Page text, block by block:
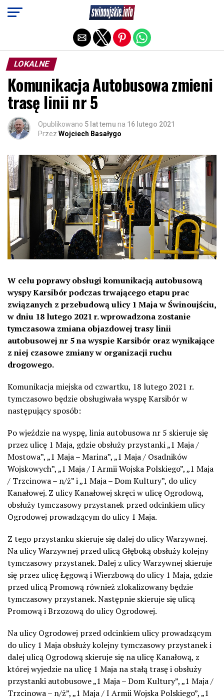
LOKALNE
Komunikacja Autobusowa zmieni
trasę linii nr 5
Opublikowano 5 lat temu na 16 lutego 2021
Przez Wojciech Basałygo
W celu poprawy obsługi komunikacją autobusową
wyspy Karsibór podczas trwającego etapu prac
związanych z przebudową ulicy 1 Maja w Świnoujściu,
w dniu 18 lutego 2021 r. wprowadzona zostanie
tymczasowa zmiana objazdowej trasy linii
autobusowej nr 5 na wyspie Karsibór oraz wynikające
z niej czasowe zmiany w organizacji ruchu
drogowego.
Komunikacja miejska od czwartku, 18 lutego 2021 r.
tymczasowo będzie obsługiwała wyspę Karsibór w
następujący sposób:
Po wjeździe na wyspę, linia autobusowa nr 5 skieruje się
przez ulicę 1 Maja, gdzie obsłuży przystanki „1 Maja /
Mostowa”, „1 Maja – Marina”, „1 Maja / Osadników
Wojskowych”, „1 Maja / I Armii Wojska Polskiego”, „1 Maja
/ Trzcinowa – n/ż” i „1 Maja – Dom Kultury”, do ulicy
Kanałowej. Z ulicy Kanałowej skręci w ulicę Ogrodową,
obsłuży tymczasowy przystanek przed odcinkiem ulicy
Ogrodowej prowadzącym do ulicy 1 Maja.
Z tego przystanku skieruje się dalej do ulicy Warzywnej.
Na ulicy Warzywnej przed ulicą Głęboką obsłuży kolejny
tymczasowy przystanek. Dalej z ulicy Warzywnej skieruje
się przez ulicę Łęgową i Wierzbową do ulicy 1 Maja, gdzie
przed ulicą Promową również zlokalizowany będzie
tymczasowy przystanek. Następnie skieruje się ulicą
Promową i Brzozową do ulicy Ogrodowej.
Na ulicy Ogrodowej przed odcinkiem ulicy prowadzącym
do ulicy 1 Maja obsłuży kolejny tymczasowy przystanek i
dalej ulicą Ogrodową skieruje się na ulicę Kanałową, z
której wyjedzie na ulicę 1 Maja na stałą trasę i obsłuży
przystanki autobusowe „1 Maja – Dom Kultury”, „1 Maja /
Trzcinowa – n/ż”, „1 Maja / I Armii Wojska Polskiego”, „1
Exit mobile version